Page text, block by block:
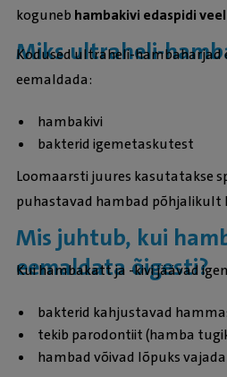
koguneb hambakivi edaspidi
Miks ultraheli-
Kodused ultraheli-hambaharjad
eemaldada:
hambakivi
bakterid igemetaskutest
Loomaarsti juures kasutatakse
puhastavad hambad põhjalikult
Mis juhtub, kui
eemaldata õigesti?
Kui hambakatt ja -kivi jäävad
bakterid kahjustavad
tekib parodontiit (hamba
hambad võivad lõpuks